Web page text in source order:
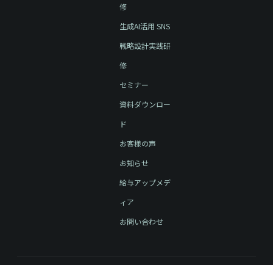
修
生成AI活用 SNS
戦略設計実践研
修
セミナー
資料ダウンロー
ド
お客様の声
お知らせ
給与アップメデ
ィア
お問い合わせ